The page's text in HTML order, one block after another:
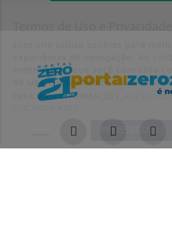
entendemos que você concorda
de Uso e Privacidade.
PARA MAIS INFORMAÇÕES,
ACESSE
PROSSEGUIR